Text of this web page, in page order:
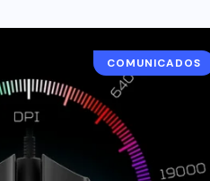
COMUNICADOS